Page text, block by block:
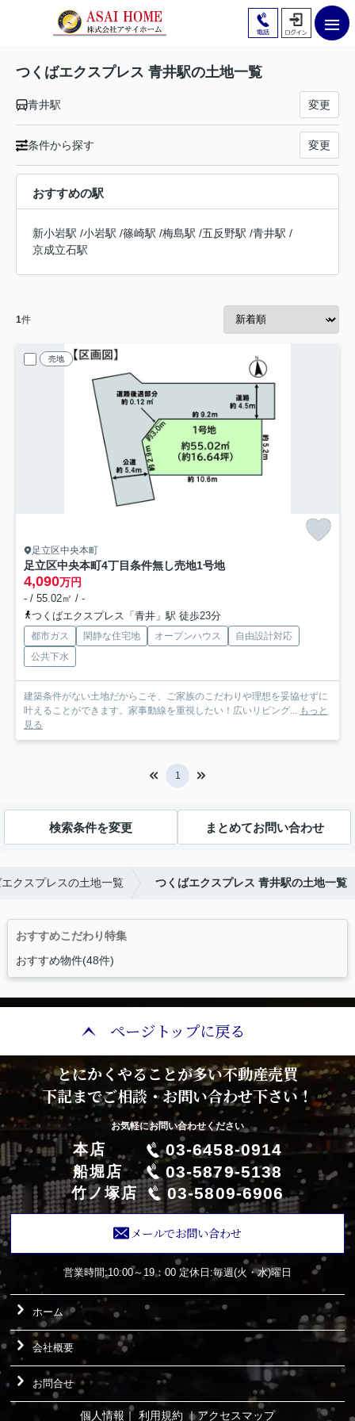
つくばエクスプレス 青井駅の土地一覧
青井駅 変更
条件から探す 変更
おすすめの駅
新小岩駅 /小岩駅 /篠崎駅 /梅島駅 /五反野駅 /青井駅 /
京成立石駅
1件
売地
足立区中央本町
足立区中央本町4丁目条件無し売地1号地
4,090万円
- / 55.02㎡ / -
つくばエクスプレス「青井」駅 徒歩23分
都市ガス 閑静な住宅地 オープンハウス
自由設計対応
公共下水
建築条件がない土地だからこそ、ご家族のこだわりや理想を妥協せずに
叶えることができます。家事動線を重視したい！広いリビング... もっと
見る
1
検索条件を変更 まとめてお問い合わせ
クスプレスの土地一覧 つくばエクスプレス 青井駅の土地一覧
おすすめこだわり特集
おすすめ物件(48件)
ページトップに戻る
とにかくやることが多い不動産売買
下記までご相談・お問い合わせ下さい！
お気軽にお問い合わせください
本店 03-6458-0914
船堀店 03-5879-5138
竹ノ塚店 03-5809-6906
メールでお問い合わせ
営業時間:10:00～19：00 定休日:毎週(火・水)曜日
ホーム
会社概要
お問合せ
個人情報 ｜ 利用規約 ｜アクセスマップ